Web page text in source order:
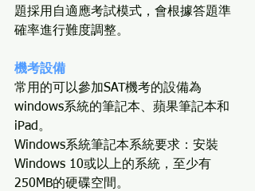
題採用自適應考試模式，會根據答題準
確率進行難度調整。
機考設備
常用的可以參加SAT機考的設備為
windows系統的筆記本、蘋果筆記本和
iPad。
Windows系統筆記本系統要求：安裝
Windows 10或以上的系統，至少有
250MB的硬碟空間。